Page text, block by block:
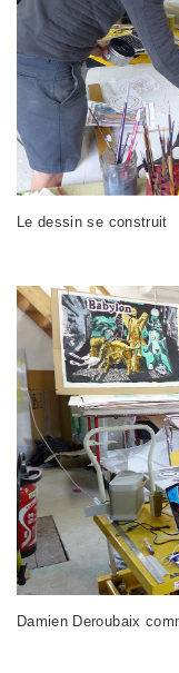
Le dessin se construit
Damien Deroubaix